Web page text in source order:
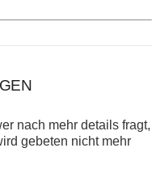
gebeten nicht mehr